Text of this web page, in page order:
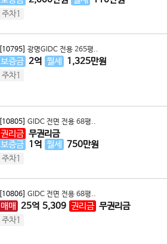
주차1
[10795] 광명GIDC 전용 265평..
보증금 2억 월세 1,325만원
주차1
[10805] GIDC 전면 전용 68평..
권리금 무권리금
보증금 1 억 월세 750만원
주차1
[10806] GIDC 전면 전용 68평..
매매 25억 5,309 권리금 무권리금
주차1